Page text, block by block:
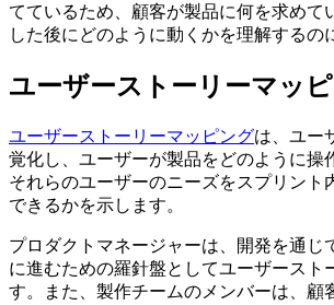
てているため、顧客が製品に何を求めて
した後にどのように動くかを理解するの
ユーザーストーリーマッ
ユーザーストーリーマッピングは、ユー
覚化し、ユーザーが製品をどのように操
それらのユーザーのニーズをスプリント
できるかを示します。
プロダクトマネージャーは、開発を通じ
に進むための羅針盤としてユーザースト
す。また、製作チームのメンバーは、顧